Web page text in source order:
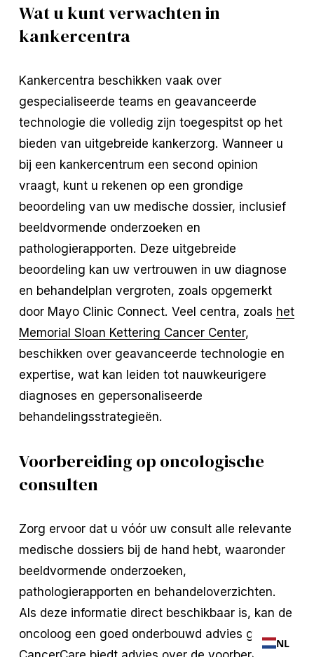
Wat u kunt verwachten in
kankercentra
Kankercentra beschikken vaak over
gespecialiseerde teams en geavanceerde
technologie die volledig zijn toegespitst op het
bieden van uitgebreide kankerzorg. Wanneer u
bij een kankercentrum een second opinion
vraagt, kunt u rekenen op een grondige
beoordeling van uw medische dossier, inclusief
beeldvormende onderzoeken en
pathologierapporten. Deze uitgebreide
beoordeling kan uw vertrouwen in uw diagnose
en behandelplan vergroten, zoals opgemerkt
door Mayo Clinic Connect. Veel centra, zoals het
Memorial Sloan Kettering Cancer Center,
beschikken over geavanceerde technologie en
expertise, wat kan leiden tot nauwkeurigere
diagnoses en gepersonaliseerde
behandelingsstrategieën.
Voorbereiding op oncologische
consulten
Zorg ervoor dat u vóór uw consult alle relevante
medische dossiers bij de hand hebt, waaronder
beeldvormende onderzoeken,
pathologierapporten en behandeloverzichten.
Als deze informatie direct beschikbaar is, kan de
oncoloog een goed onderbouwd advies geven.
NL